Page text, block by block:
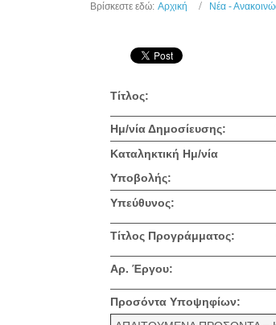
Βρίσκεστε εδώ: Αρχική Νέα -
Τίτλος:
Ημ/νία Δημοσίευσης:
Καταληκτική Ημ/νία
Υποβολής:
Υπεύθυνος:
Τίτλος Προγράμματος:
Αρ. Έργου:
Προσόντα Υποψηφίων: